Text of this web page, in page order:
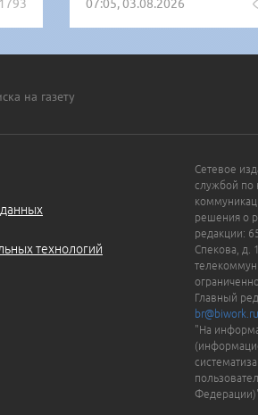
1793 07:05, 03.08.2026
на газету
технологий
Сетевое
службой по
решения о
редакции:
Спекова, д.
Главный
br@biwork.ru
"На